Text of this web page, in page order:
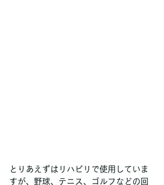
とりあえずはリハビリで使用していま
すが、野球、テニス、ゴルフなどの回